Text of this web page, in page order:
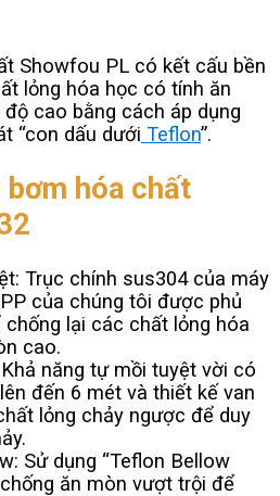
Showfou PL có kết cấu bền
lỏng hóa học có tính ăn
cao bằng cách áp dụng
“con dấu dưới Teflon”.
bơm hóa chất
Trục chính sus304 của máy
của chúng tôi được phủ
lại các chất lỏng hóa
cao.
năng tự mồi tuyệt vời có
đến 6 mét và thiết kế van
lỏng chảy ngược để duy
Sử dụng “Teflon Bellow
ăn mòn vượt trội để